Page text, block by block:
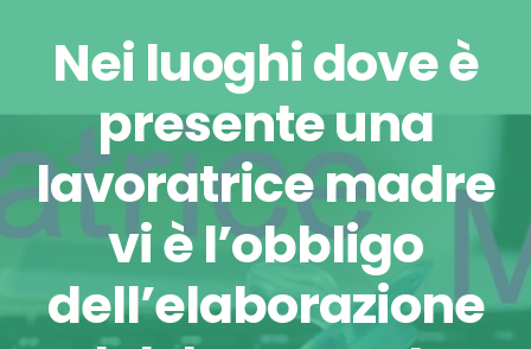
Nei luoghi dove è
presente una
lavoratrice madre
vi è l’obbligo
dell’elaborazione